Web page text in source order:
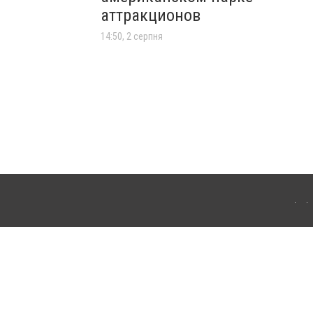
аттракционов
14:50, 2 серпня